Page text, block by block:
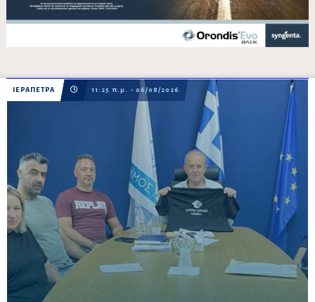
ΙΕΡΑΠΕΤΡΑ 11:25 π.μ. - 06/08/2026